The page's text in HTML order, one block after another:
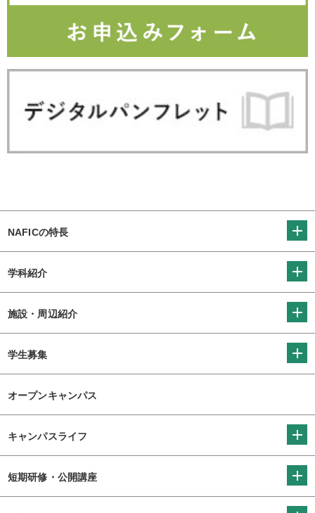
NAFICの特長
学科紹介
施設・周辺紹介
学生募集
オープンキャンパス
キャンパスライフ
短期研修・公開講座